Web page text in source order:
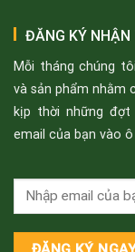
ĐĂNG KÝ NHẬN
Mỗi tháng chúng
và sản phẩm nhằm
kịp thời những
email của bạn vào ô